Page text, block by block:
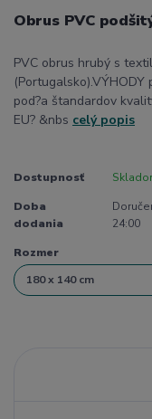
Obrus PVC
PVC obrus hrubý s
pod?a štandardov
EU? &nbs celý popis
Dostupnosť
Doba
dodania
24:00
Rozmer